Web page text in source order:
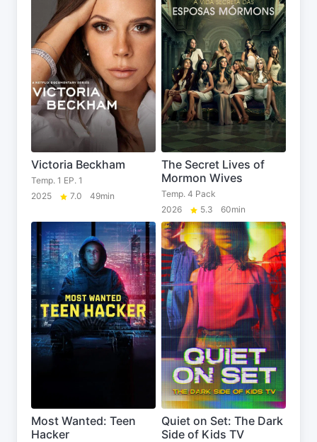
Victoria Beckham
Temp. 1 EP. 1
2025
7.0 49min
The Secret Lives of
Mormon Wives
Temp. 4 Pack
2026
5.3 60min
Most Wanted: Teen
Hacker
Quiet on Set: The Dark
Side of Kids TV